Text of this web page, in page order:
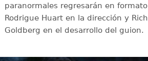
paranormales regresarán en
Rodrigue Huart en la dirección y
Goldberg en el desarrollo del guion.